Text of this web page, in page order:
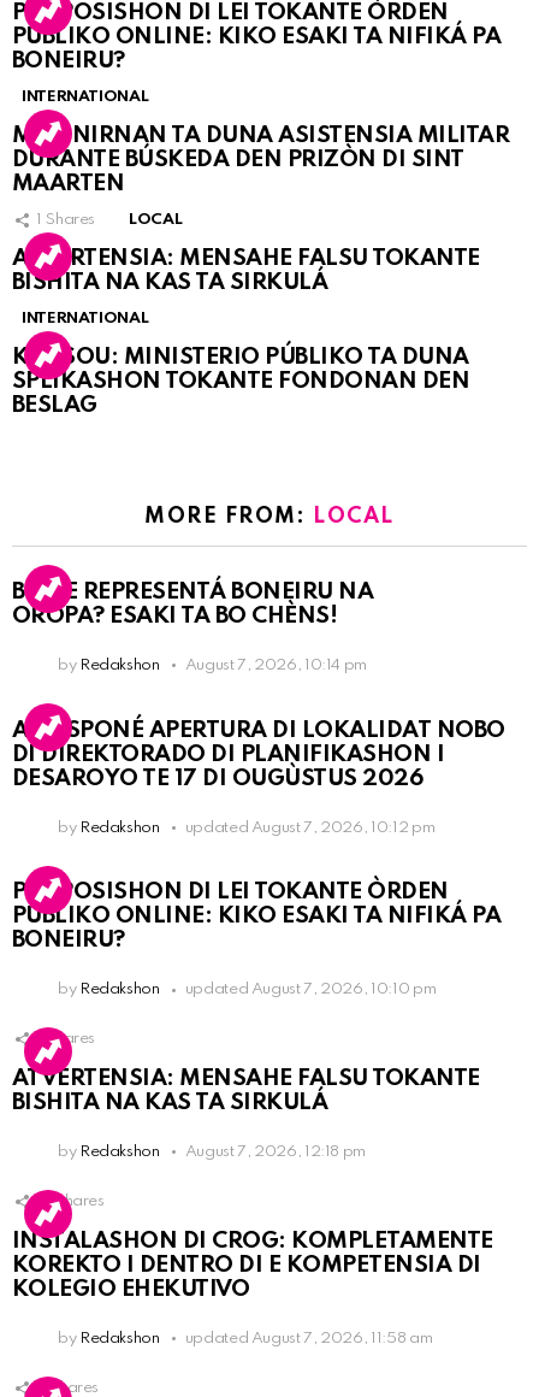
PROPOSISHON DI LEI TOKANTE ÒRDEN
PÚBLIKO ONLINE: KIKO ESAKI TA NIFIKÁ PA
BONEIRU?
INTERNATIONAL
MARINIRNAN TA DUNA ASISTENSIA MILITAR
DURANTE BÚSKEDA DEN PRIZÒN DI SINT
MAARTEN
1 Shares LOCAL
ATVERTENSIA: MENSAHE FALSU TOKANTE
BISHITA NA KAS TA SIRKULÁ
INTERNATIONAL
KORSOU: MINISTERIO PÚBLIKO TA DUNA
SPLIKASHON TOKANTE FONDONAN DEN
BESLAG
MORE FROM: LOCAL
BO KE REPRESENTÁ BONEIRU NA
OROPA? ESAKI TA BO CHÈNS!
by Redakshon August 7, 2026, 10:14 pm
A POSPONÉ APERTURA DI LOKALIDAT NOBO
DI DIREKTORADO DI PLANIFIKASHON I
DESAROYO TE 17 DI OUGÙSTUS 2026
by Redakshon updated August 7, 2026, 10:12 pm
PROPOSISHON DI LEI TOKANTE ÒRDEN
PÚBLIKO ONLINE: KIKO ESAKI TA NIFIKÁ PA
BONEIRU?
by Redakshon updated August 7, 2026, 10:10 pm
Shares
ATVERTENSIA: MENSAHE FALSU TOKANTE
BISHITA NA KAS TA SIRKULÁ
by Redakshon August 7, 2026, 12:18 pm
14 Shares
INSTALASHON DI CROG: KOMPLETAMENTE
KOREKTO I DENTRO DI E KOMPETENSIA DI
KOLEGIO EHEKUTIVO
by Redakshon updated August 7, 2026, 11:58 am
Shares